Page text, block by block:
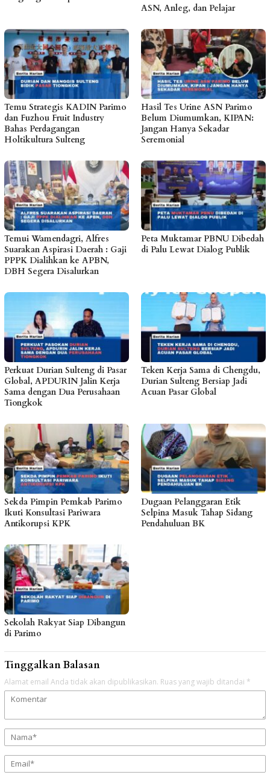
ASN, Anleg, dan Pelajar
Temu Strategis KADIN Parimo
dan Fuzhou Fruit Industry
Bahas Perdagangan
Holtikultura Sulteng
Hasil Tes Urine ASN Parimo
Belum Diumumkan, KIPAN:
Jangan Hanya Sekadar
Seremonial
Temui Wamendagri, Alfres
Suarakan Aspirasi Daerah : Gaji
PPPK Dialihkan ke APBN,
DBH Segera Disalurkan
Peta Muktamar PBNU Dibedah
di Palu Lewat Dialog Publik
Perkuat Durian Sulteng di Pasar
Global, APDURIN Jalin Kerja
Sama dengan Dua Perusahaan
Tiongkok
Teken Kerja Sama di Chengdu,
Durian Sulteng Bersiap Jadi
Acuan Pasar Global
Sekda Pimpin Pemkab Parimo
Ikuti Konsultasi Pariwara
Antikorupsi KPK
Dugaan Pelanggaran Etik
Selpina Masuk Tahap Sidang
Pendahuluan BK
Sekolah Rakyat Siap Dibangun
di Parimo
Tinggalkan Balasan
Alamat email Anda tidak akan dipublikasikan. Ruas yang wajib ditandai *